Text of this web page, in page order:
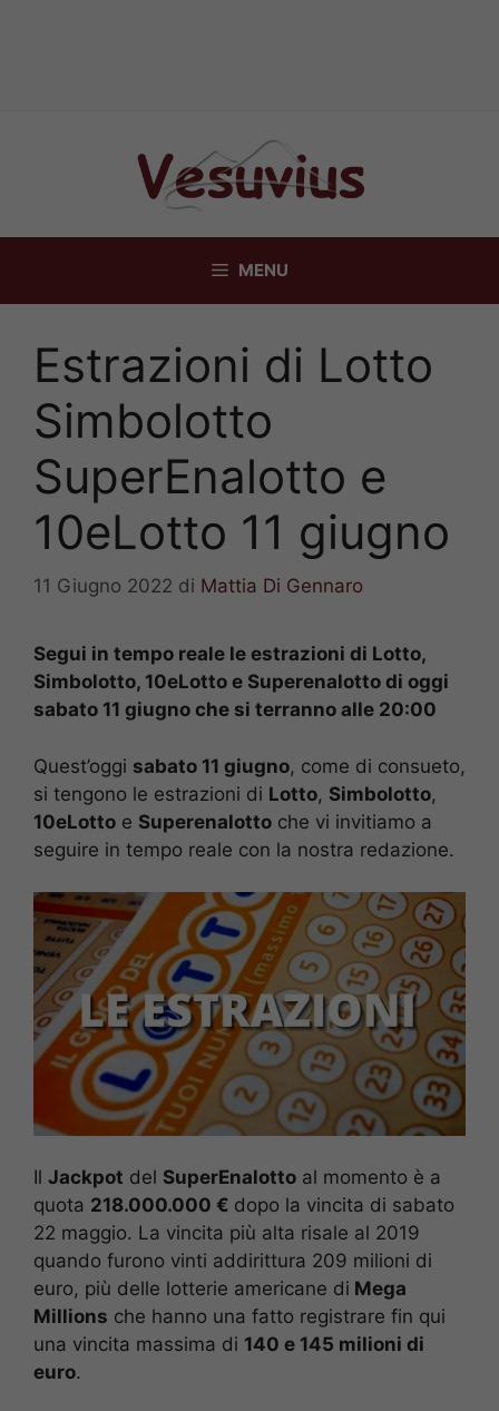
MENU
Estrazioni di Lotto
Simbolotto
SuperEnalotto e
10eLotto 11 giugno
11 Giugno 2022 di Mattia Di Gennaro
Segui in tempo reale le estrazioni di Lotto,
Simbolotto, 10eLotto e Superenalotto di oggi
sabato 11 giugno che si terranno alle 20:00
Quest’oggi sabato 11 giugno, come di consueto,
si tengono le estrazioni di Lotto, Simbolotto,
10eLotto e Superenalotto che vi invitiamo a
seguire in tempo reale con la nostra redazione.
Il Jackpot del SuperEnalotto al momento è a
quota 218.000.000 € dopo la vincita di sabato
22 maggio. La vincita più alta risale al 2019
quando furono vinti addirittura 209 milioni di
euro, più delle lotterie americane di Mega
Millions che hanno una fatto registrare fin qui
una vincita massima di 140 e 145 milioni di
euro.